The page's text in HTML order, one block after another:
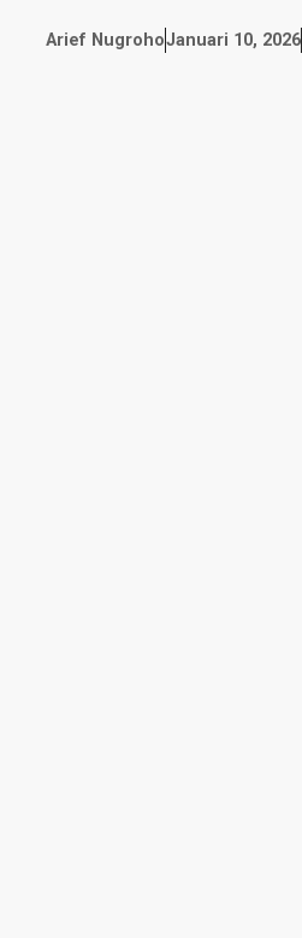
Arief NugrohoJanuari 10, 2026